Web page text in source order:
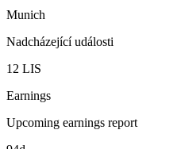
Munich
Nadcházející události
12 LIS
Earnings
Upcoming earnings report